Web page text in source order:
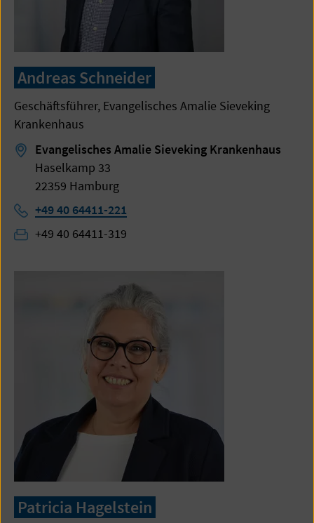
Andreas Schneider
Geschäftsführer, Evangelisches Amalie Sieveking
Krankenhaus
Evangelisches Amalie Sieveking Krankenhaus
Haselkamp 33
22359 Hamburg
Telefon:
+49 40 64411-221
Fax:
+49 40 64411-319
Patricia Hagelstein